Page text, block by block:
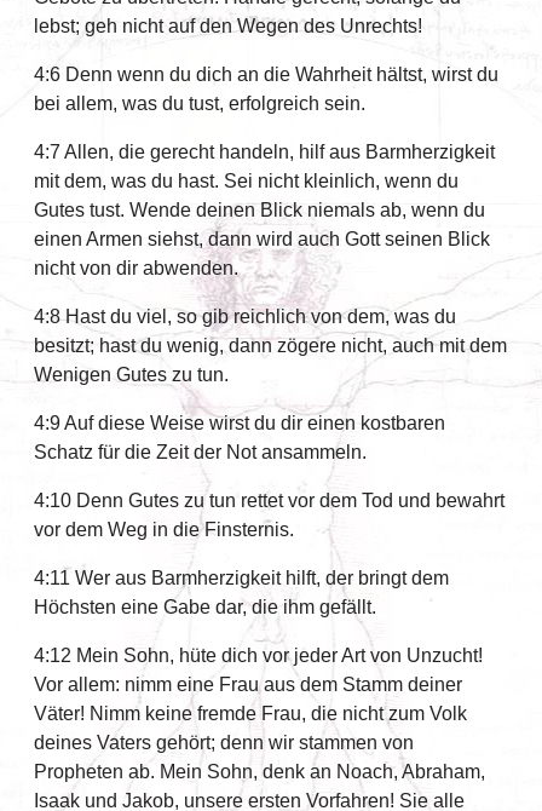
lebst; geh nicht auf den Wegen des Unrechts!
4:6 Denn wenn du dich an die Wahrheit hältst, wirst du
bei allem, was du tust, erfolgreich sein.
4:7 Allen, die gerecht handeln, hilf aus Barmherzigkeit
mit dem, was du hast. Sei nicht kleinlich, wenn du
Gutes tust. Wende deinen Blick niemals ab, wenn du
einen Armen siehst, dann wird auch Gott seinen Blick
nicht von dir abwenden.
4:8 Hast du viel, so gib reichlich von dem, was du
besitzt; hast du wenig, dann zögere nicht, auch mit dem
Wenigen Gutes zu tun.
4:9 Auf diese Weise wirst du dir einen kostbaren
Schatz für die Zeit der Not ansammeln.
4:10 Denn Gutes zu tun rettet vor dem Tod und bewahrt
vor dem Weg in die Finsternis.
4:11 Wer aus Barmherzigkeit hilft, der bringt dem
Höchsten eine Gabe dar, die ihm gefällt.
4:12 Mein Sohn, hüte dich vor jeder Art von Unzucht!
Vor allem: nimm eine Frau aus dem Stamm deiner
Väter! Nimm keine fremde Frau, die nicht zum Volk
deines Vaters gehört; denn wir stammen von
Propheten ab. Mein Sohn, denk an Noach, Abraham,
Isaak und Jakob, unsere ersten Vorfahren! Sie alle